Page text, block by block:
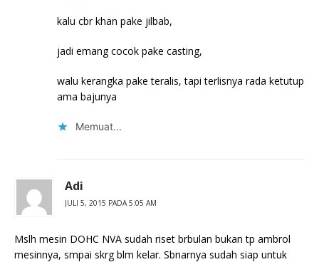
kalu cbr khan pake jilbab,
jadi emang cocok pake casting,
walu kerangka pake teralis, tapi terlisnya rada ketutup
ama bajunya
Memuat...
Adi
JULI 5, 2015 PADA 5:05 AM
Mslh mesin DOHC NVA sudah riset brbulan bukan tp ambrol
mesinnya, smpai skrg blm kelar. Sbnarnya sudah siap untuk